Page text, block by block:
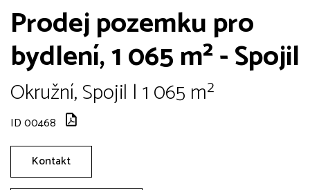
Prodej pozemku pro
bydlení, 1 065 m² - Spojil
Okružní, Spojil | 1 065 m²
ID 00468
Kontakt